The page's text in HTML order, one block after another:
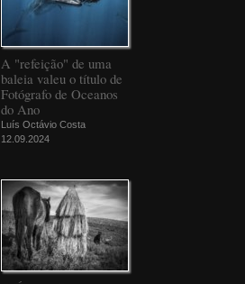
A "refeição" de uma
baleia valeu o título de
Fotógrafo de Oceanos
do Ano
Luís Octávio Costa
12.09.2024